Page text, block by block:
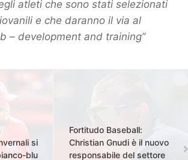
atleti che sono stati selezionati
e che daranno il via al
– development and training’’
si
blu
Fortitudo Baseball:
Christian Gnudi è il nuovo
responsabile del settore